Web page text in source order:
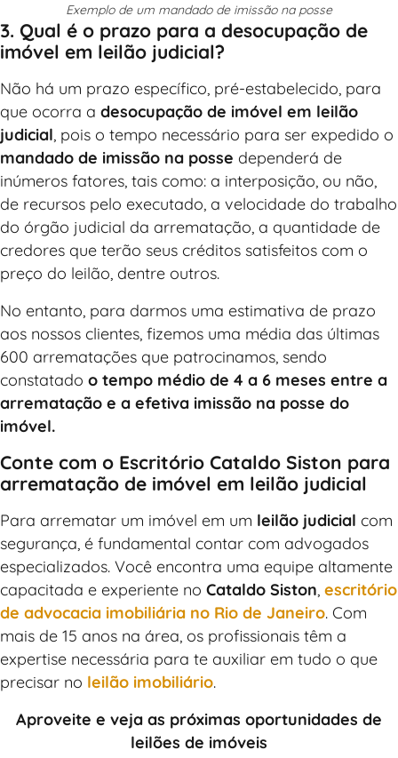
Exemplo de um mandado de imissão na posse
3. Qual é o prazo para a desocupação de
imóvel em leilão judicial?
Não há um prazo específico, pré-estabelecido, para
que ocorra a desocupação de imóvel em leilão
judicial , pois o tempo necessário para ser expedido o
mandado de imissão na posse dependerá de
inúmeros fatores, tais como: a interposição, ou não,
de recursos pelo executado, a velocidade do trabalho
do órgão judicial da arrematação, a quantidade de
credores que terão seus créditos satisfeitos com o
preço do leilão, dentre outros.
No entanto, para darmos uma estimativa de prazo
aos nossos clientes, fizemos uma média das últimas
600 arrematações que patrocinamos, sendo
constatado o tempo médio de 4 a 6 meses entre a
arrematação e a efetiva imissão na posse do
imóvel.
Conte com o Escritório Cataldo Siston para
arrematação de imóvel em leilão judicial
Para arrematar um imóvel em um leilão judicial com
segurança, é fundamental contar com advogados
especializados. Você encontra uma equipe altamente
capacitada e experiente no Cataldo Siston escritório
de advocacia imobiliária no Rio de Janeiro. Com
mais de 15 anos na área, os profissionais têm a
expertise necessária para te auxiliar em tudo o que
precisar no leilão imobiliário.
Aproveite e veja as próximas oportunidades de
leilões de imóveis